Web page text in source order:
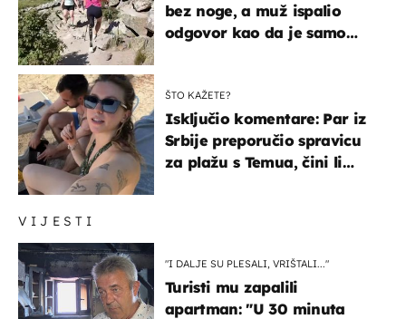
VIJESTI
"I DALJE SU PLESALI, VRIŠTALI..."
Turisti mu zapalili
apartman: "U 30 minuta
bez noge, a muž ispalio
odgovor kao da je samo
ŠTO KAŽETE?
Isključio komentare: Par iz
Srbije preporučio spravicu
za plažu s Temua, čini li